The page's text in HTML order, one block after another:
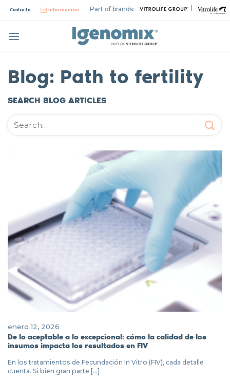
Contacto Información Part of brands:
Blog: Path to fertility
SEARCH BLOG ARTICLES
enero 12, 2026
De lo aceptable a lo excepcional: cómo la calidad de los
insumos impacta los resultados en FIV
En los tratamientos de Fecundación In Vitro (FIV), cada detalle
cuenta. Si bien gran parte [...]